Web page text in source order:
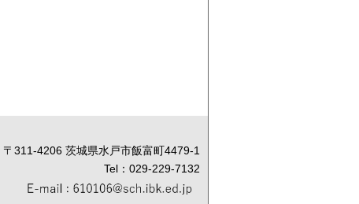
〒311-4206 茨城県水戸市飯富町4479-1
Tel：029-229-7132